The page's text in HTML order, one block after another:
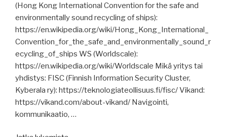
(Hong Kong International Convention for the safe and
environmentally sound recycling of ships):
https://en.wikipedia.org/wiki/Hong_Kong_International_
Convention_for_the_safe_and_environmentally_sound_r
ecycling_of_ships WS (Worldscale):
https://en.wikipedia.org/wiki/Worldscale Mikä yritys tai
yhdistys: FISC (Finnish Information Security Cluster,
Kyberala ry): https://teknologiateollisuus.fi/fisc/ Vikand:
https://vikand.com/about-vikand/ Navigointi,
kommunikaatio, …